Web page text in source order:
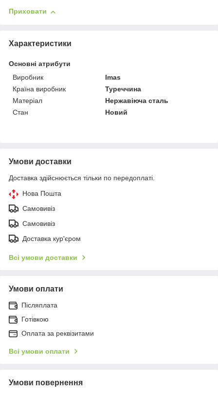
Приховати
Характеристики
Основні атрибути
Виробник
Imas
Країна виробник
Туреччина
Матеріал
Нержавіюча сталь
Стан
Новий
Умови доставки
Доставка здійснюється тільки по передоплаті.
Нова Пошта
Самовивіз
Самовивіз
Доставка кур'єром
Всі умови доставки
Умови оплати
Післяплата
Готівкою
Оплата за реквізитами
Всі умови оплати
Умови повернення